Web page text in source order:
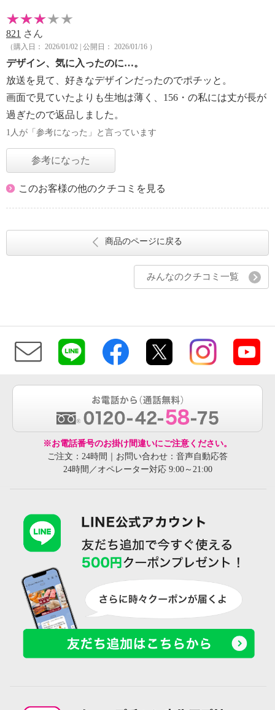
821 さん
（購入日： 2026/01/02 | 公開日： 2026/01/16 ）
デザイン、気に入ったのに…。
放送を見て、好きなデザインだったのでポチッと。
画面で見ていたよりも生地は薄く、156・の私には丈が長が
過ぎたので返品しました。
1人が「参考になった」と言っています
参考になった
このお客様の他のクチコミを見る
商品のページに戻る
みんなのクチコミ一覧
※お電話番号のお掛け間違いにご注意ください。
ご注文：24時間｜お問い合わせ：音声自動応答
24時間／オペレーター対応 9:00～21:00